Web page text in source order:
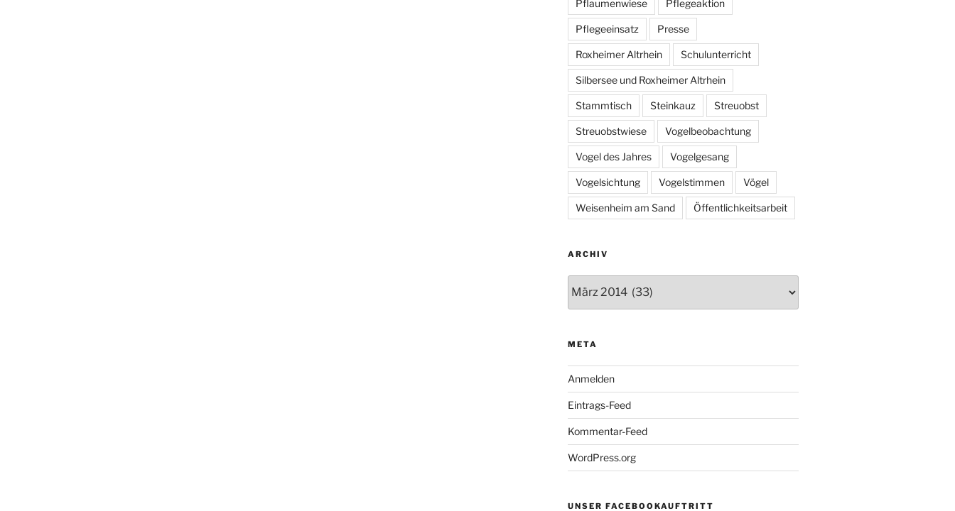
Pflaumenwiese Pflegeaktion
Pflegeeinsatz Presse
Roxheimer Altrhein Schulunterricht
Silbersee und Roxheimer Altrhein
Stammtisch Steinkauz Streuobst
Streuobstwiese Vogelbeobachtung
Vogel des Jahres Vogelgesang
Vogelsichtung Vogelstimmen Vögel
Weisenheim am Sand Öffentlichkeitsarbeit
ARCHIV
META
Anmelden
Eintrags-Feed
Kommentar-Feed
WordPress.org
UNSER FACEBOOKAUFTRITT